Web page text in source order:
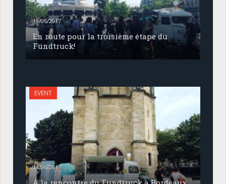
19/06/2017
En route pour la troisième étape du
Fundtruck!
EVENT
14/06/2017